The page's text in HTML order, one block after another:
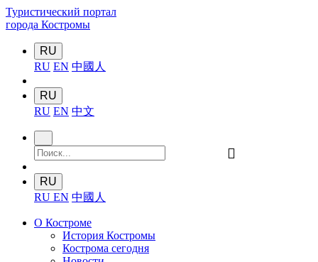
Туристический портал
города Костромы
RU
RU EN 中國人
RU
RU EN 中文
󰍉
RU
RU EN 中國人
О Костроме
История Костромы
Кострома сегодня